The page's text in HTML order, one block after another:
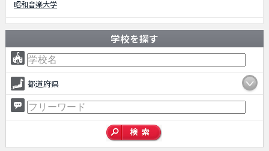
昭和音楽大学
学校を探す
都道府県